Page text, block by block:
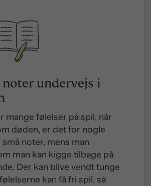
undervejs i
mange følelser på spil, når
døden, er det for nogle
noter, mens man
man kan kigge tilbage på
Der kan blive vendt tunge
kan få fri spil, så